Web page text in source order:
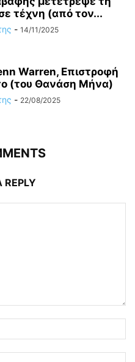
τέχνη (από τον...
- 14/11/2025
Warren, Επιστροφή
(του Θανάση Μήνα)
- 22/08/2025
REPLY